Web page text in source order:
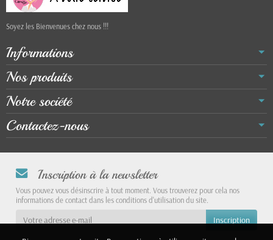
Soyez les Bienvenues chez nous !!!
Informations
Nos produits
Notre société
Contactez-nous
Inscription à la newsletter
Vous pouvez vous désinscrire à tout moment. Vous trouverez pour cela nos
informations de contact dans les conditions d'utilisation du site.